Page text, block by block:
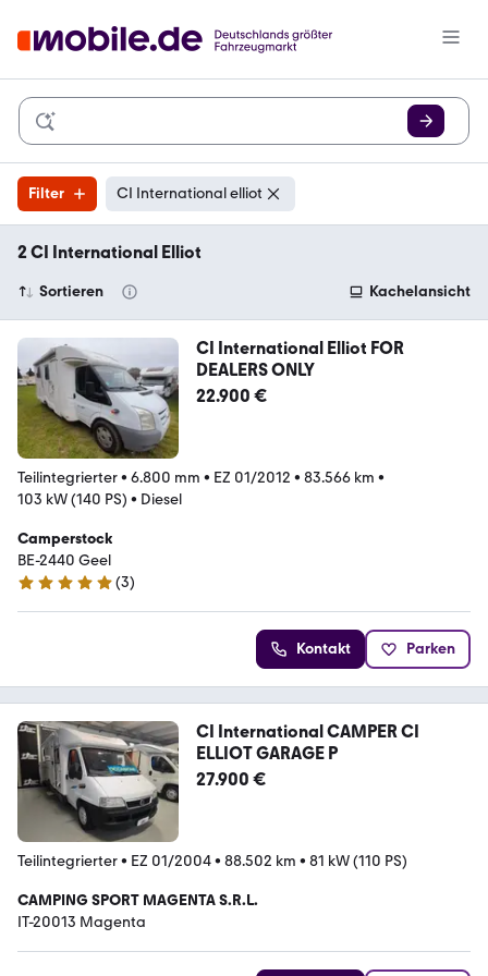
Filter CI International elliot
2 CI International Elliot
Sortieren Kachelansicht
CI International Elliot FOR
DEALERS ONLY
22.900 €
Teilintegrierter• 6.800 mm • EZ 01/2012 • 83.566 km •
103 kW (140 PS) • Diesel
Camperstock
BE-2440 Geel
5 Sterne
(3)
Kontakt Parken
CI International CAMPER CI
ELLIOT GARAGE P
27.900 €
Teilintegrierter• EZ 01/2004• 88.502 km • 81 kW (110 PS)
CAMPING SPORT MAGENTA S.R.L.
IT-20013 Magenta